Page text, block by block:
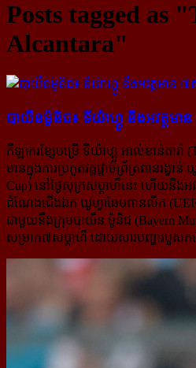
Posts tagged as
Alcantara"
បាយឺនម៉ូនិជ៖ ទីយ៉ាហ្គូ នឹងអវត្តមា
កីឡាករខ្សែបម្រើ ទីយ៉ាហ្គូ អាល់ខាន់តារ៉ា
មានក្នុងការប្រកួតវគ្គផ្តាច់ព្រ័ត្រពានរង្វ
Cup) នៅថ្ងៃសុក្រសប្តាហ៏នេះ ហើយនឹងអវត្
ដំណែងជើង​ឯក យូហ្វាឆែមពានលីក
ជាមួយនឹងក្រុមបាយឺន ម៉ូនិជ (Bayern
សម្រាក៧សប្តាហ៏ ដោយសារបញ្ហារបួសក